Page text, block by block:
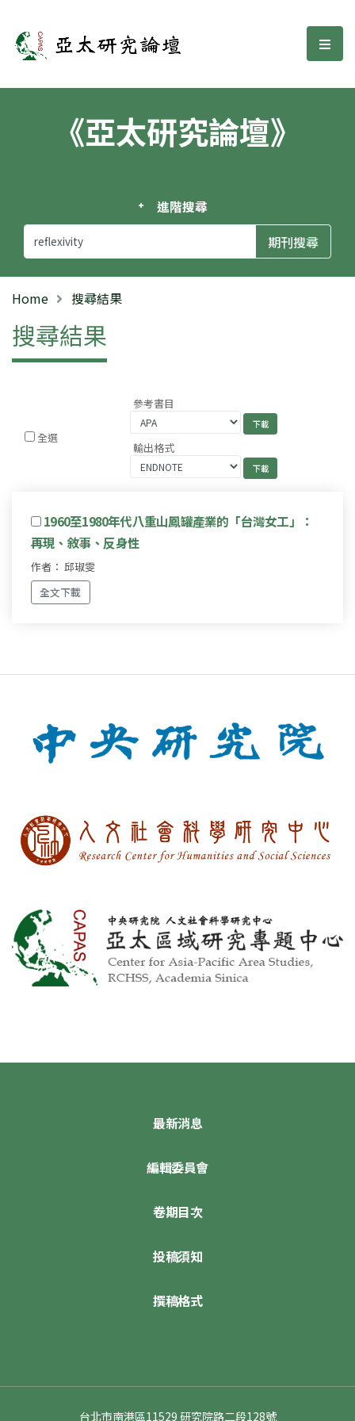
亞太研究論壇 選
《亞太研究論壇》
進階搜尋
Home 搜尋結果
搜尋結果
全選
參考書目
輸出格式
1960至1980年代八重山鳳罐產業的「台灣女工」：
再現、敘事、反身性
作者： 邱琡雯
全文下載
最新消息
編輯委員會
卷期目次
投稿須知
撰稿格式
台北市南港區11529 研究院路二段128號